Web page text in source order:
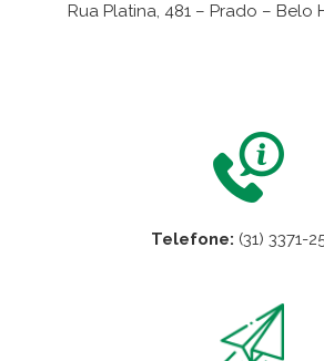
Rua Platina, 481 – Prado – Belo
Telefone: (31) 3371-